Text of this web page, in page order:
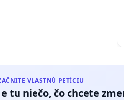
klient má v zariadení
na pravidelné školenia
platov za túto odbornú
VLASTNÚ PETÍCIU
tu niečo, čo chcete